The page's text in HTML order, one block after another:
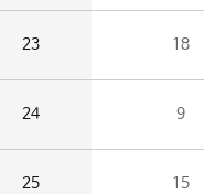
23 18
24 9
25 15